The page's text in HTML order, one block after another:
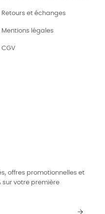
Retours et échanges
Mentions légales
CGV
offres promotionnelles et
sur votre première